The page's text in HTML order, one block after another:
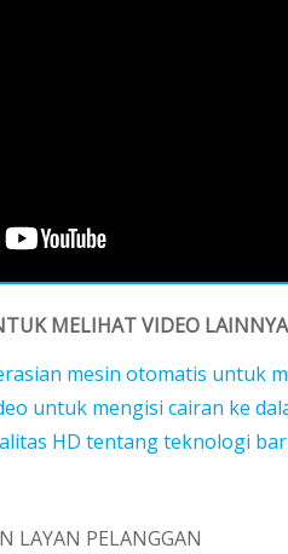
MELIHAT VIDEO
mesin otomatis untuk
untuk mengisi cairan ke
HD tentang teknologi
LAYAN PELANGGAN